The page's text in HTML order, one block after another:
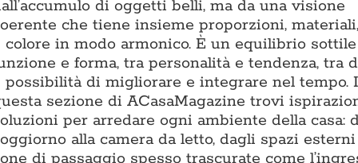
di oggetti belli, ma da una visione
che tiene insieme proporzioni,
colore in modo armonico. È un equilibrio
e forma, tra personalità e tendenza, tra
possibilità di migliorare e integrare nel tempo.
sezione di ACasaMagazine trovi
per arredare ogni ambiente della casa:
alla camera da letto, dagli spazi
di passaggio spesso trascurate come